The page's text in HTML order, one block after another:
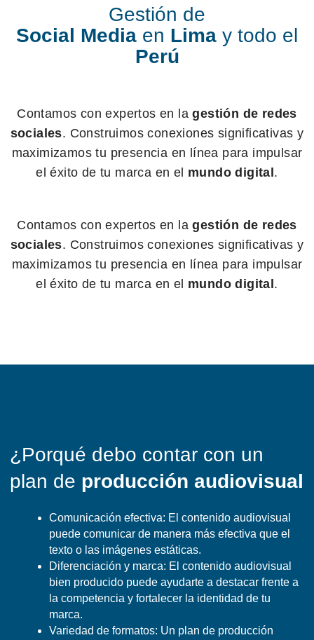
Gestión de
Social Media en Lima y todo el
Perú
Contamos con expertos en lagestión de redes
sociales. Construimos conexiones significativas y
maximizamos tu presencia en línea para impulsar
el éxito de tu marca en el mundo digital .
Contamos con expertos en lagestión de redes
sociales. Construimos conexiones significativas y
maximizamos tu presencia en línea para impulsar
el éxito de tu marca en el mundo digital .
¿Porqué debo contar con un
plan de producción audiovisual
Comunicación efectiva: El contenido audiovisual
puede comunicar de manera más efectiva que el
texto o las imágenes estáticas.
Diferenciación y marca: El contenido audiovisual
bien producido puede ayudarte a destacar frente a
la competencia y fortalecer la identidad de tu
marca.
Variedad de formatos: Un plan de producción